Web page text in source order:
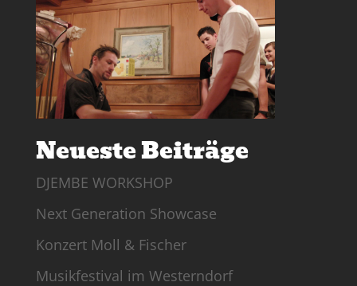
Neueste Beiträge
DJEMBE WORKSHOP
Next Generation Showcase
Konzert Moll & Fischer
Musikfestival im Westerndorf